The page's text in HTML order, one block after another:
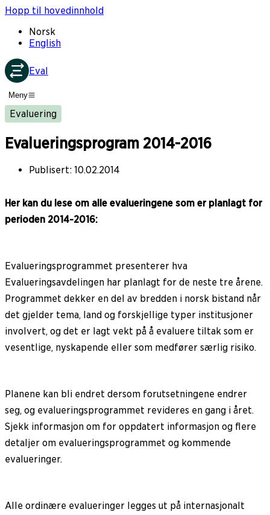
Hopp til hovedinnhold
Norsk
English
Eval
Meny
Evaluering
Evalueringsprogram 2014-2016
Publisert: 10.02.2014
Her kan du lese om alle evalueringene som er planlagt for
perioden 2014-2016:
Evalueringsprogrammet presenterer hva
Evalueringsavdelingen har planlagt for de neste tre årene.
Programmet dekker en del av bredden i norsk bistand når
det gjelder tema, land og forskjellige typer institusjoner
involvert, og det er lagt vekt på å evaluere tiltak som er
vesentlige, nyskapende eller som medfører særlig risiko.
Planene kan bli endret dersom forutsetningene endrer
seg, og evalueringsprogrammet revideres en gang i året.
Sjekk informasjon om for oppdatert informasjon og flere
detaljer om evalueringsprogrammet og kommende
evalueringer.
Alle ordinære evalueringer legges ut på internasjonalt